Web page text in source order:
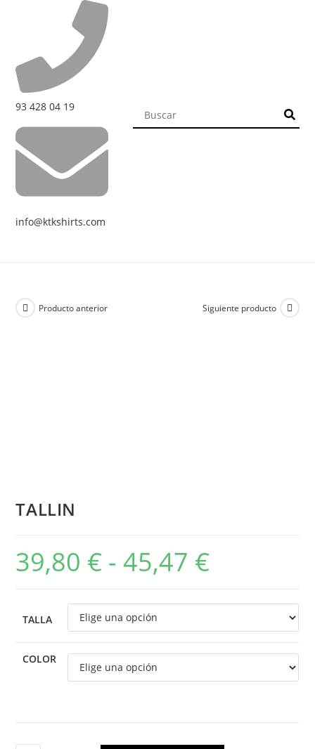
93 428 04 19
info@ktkshirts.com
Producto anterior Siguiente producto
TALLIN
39,80 € - 45,47 €
TALLA
COLOR